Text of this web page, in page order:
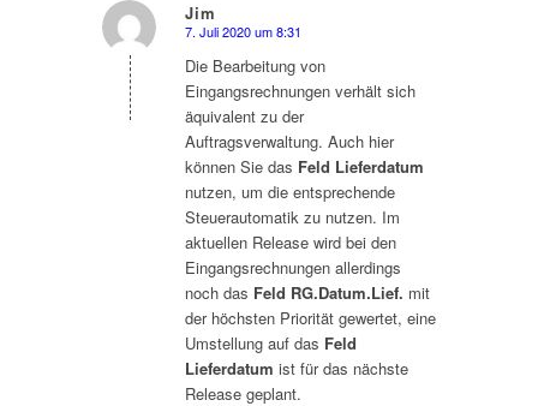
Jim
sagte:
7. Juli 2020 um 8:31
Die Bearbeitung von
Eingangsrechnungen verhält sich
äquivalent zu der
Auftragsverwaltung. Auch hier
können Sie das Feld Lieferdatum
nutzen, um die entsprechende
Steuerautomatik zu nutzen. Im
aktuellen Release wird bei den
Eingangsrechnungen allerdings
noch das Feld RG.Datum.Lief. mit
der höchsten Priorität gewertet, eine
Umstellung auf das Feld
Lieferdatum ist für das nächste
Release geplant.